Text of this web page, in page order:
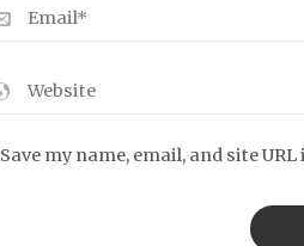
Save my name, email, and site